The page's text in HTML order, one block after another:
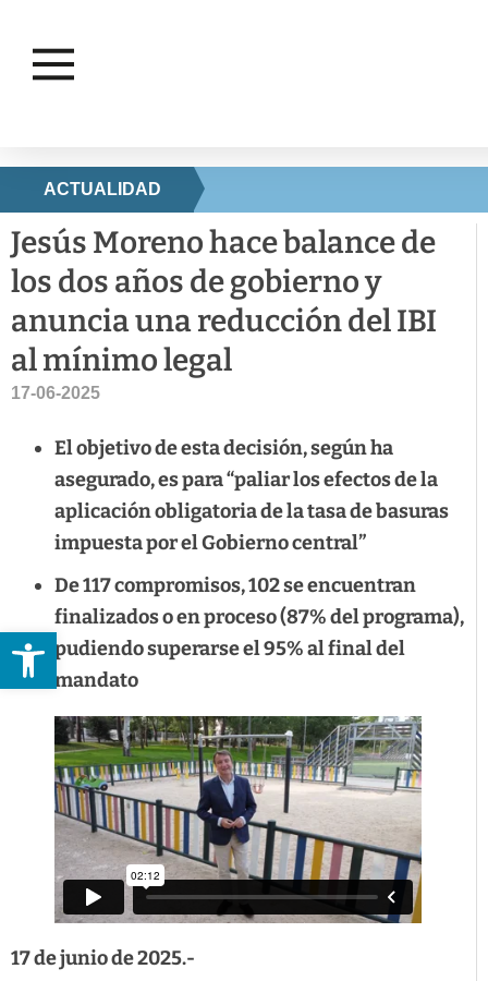
ACTUALIDAD
Jesús Moreno hace balance de
los dos años de gobierno y
anuncia una reducción del IBI
al mínimo legal
17-06-2025
El objetivo de esta decisión, según ha
asegurado, es para “paliar los efectos de la
aplicación obligatoria de la tasa de basuras
impuesta por el Gobierno central”
De 117 compromisos, 102 se encuentran
finalizados o en proceso (87% del programa),
pudiendo superarse el 95% al final del
mandato
17 de junio de 2025.-
Abrir barra de herramientas